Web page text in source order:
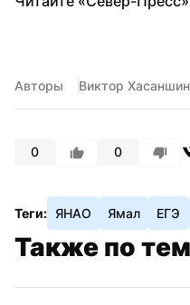
Авторы Виктор Хасаншин
0 0
Теги: ЯНАО Ямал ЕГЭ
Также по